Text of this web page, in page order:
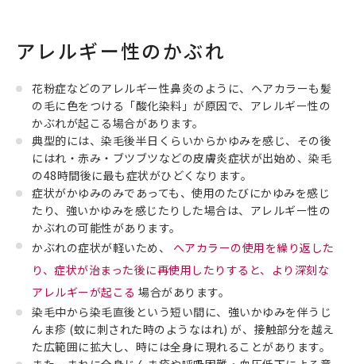
アレルギー性のかぶれ
花粉症などのアレルギー性鼻炎のように、ヘアカラーも髪
の毛に色をつける「酸化染料」が原因で、アレルギー性の
かぶれが起こる場合があります。
典型的には、染毛後半日くらいからかゆみを感じ、その後
にはれ・赤み・ブツブツなどの皮膚炎症状が出始め、染毛
の48時間後に最も症状がひどくなります。
症状がかゆみのみであっても、使用のたびにかゆみを感じ
たり、強いかゆみを感じたりした場合は、アレルギー性の
かぶれの可能性があります。
かぶれの症状が軽いため、 へアカラーの使用を繰り返した
り、症状が治まった後に再使用したりすると、より深刻な
アレルギーが起こる 場合があります。
染毛中から染毛直後という短い間に、強いかゆみを伴うじ
んま疹 (蚊に刺された時のようなはれ) が、接触部分を越え
た広範囲に拡大し、時には全身に現れることがあります。